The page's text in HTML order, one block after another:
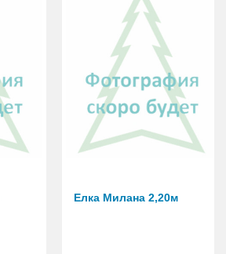
Елка Милана 2,20м